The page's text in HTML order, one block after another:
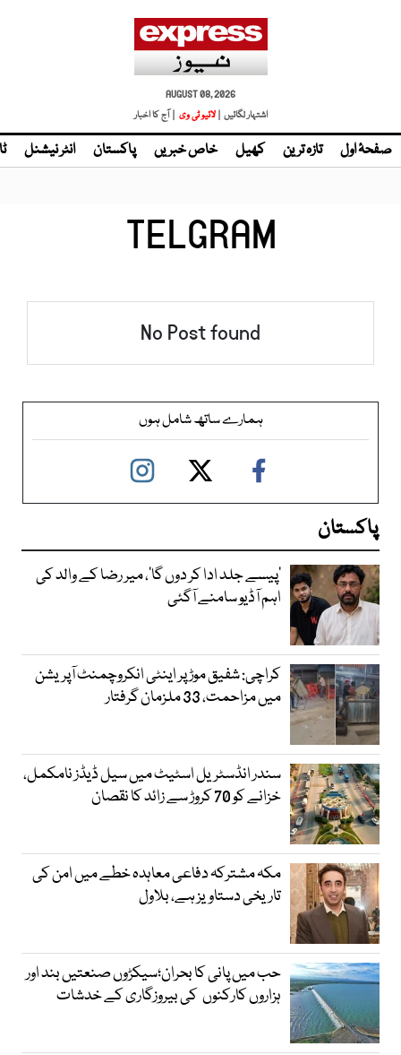
AUGUST 08, 2026
اشتہار لگائیں | لائیو ٹی وی | آج کا اخبار
صفحۂ اول تازہ ترین کھیل خاص خبریں پاکستان انٹر نیشنل
TELGRAM
No Post found
ہمارے ساتھ شامل ہوں
پاکستان
’پیسے جلد ادا کر دوں گا‘، میر رضا کے والد کی
اہم آڈیو سامنے آگئی
کراچی: شفیق موڑ پر اینٹی انکروچمنٹ آپریشن
میں مزاحمت، 33 ملزمان گرفتار
سندر انڈسٹریل اسٹیٹ میں سیل ڈیڈز نامکمل،
خزانے کو 70 کروڑ سے زائد کا نقصان
مکہ مشترکہ دفاعی معاہدہ خطے میں امن کی
تاریخی دستاویز ہے، بلاول
حب میں پانی کا بحران؛سیکڑوں صنعتیں بند اور
ہزاروں کارکنوں کی بیروزگاری کے خدشات